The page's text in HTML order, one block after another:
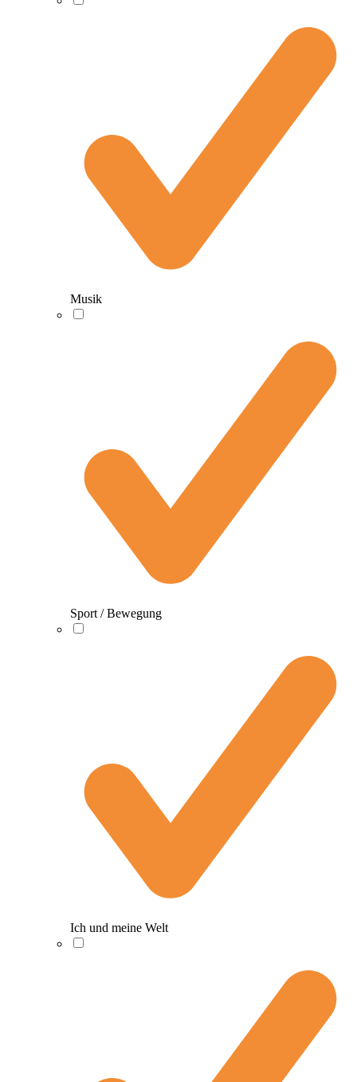
Musik
Sport / Bewegung
Ich und meine Welt